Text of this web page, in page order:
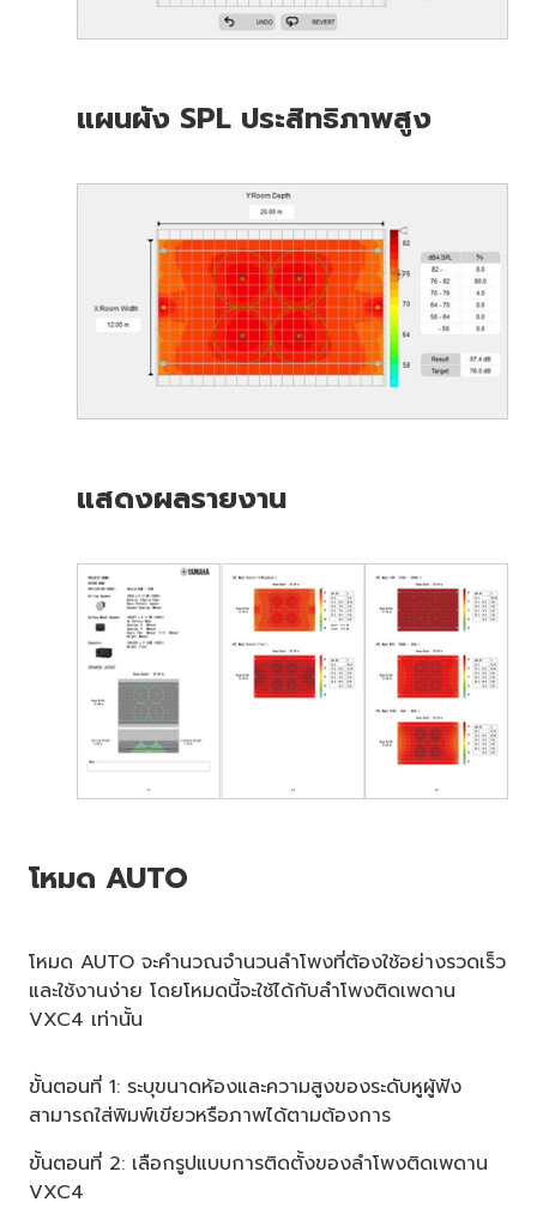
แผนผัง SPL ประสิทธิภาพสูง
แสดงผลรายงาน
โหมด AUTO
โหมด AUTO จะคำนวณจำนวนลำโพงที่ต้องใช้อย่างรวดเร็ว
และใช้งานง่าย โดยโหมดนี้จะใช้ได้กับลำโพงติดเพดาน
VXC4 เท่านั้น
ขั้นตอนที่ 1: ระบุขนาดห้องและความสูงของระดับหูผู้ฟัง
สามารถใส่พิมพ์เขียวหรือภาพได้ตามต้องการ
ขั้นตอนที่ 2: เลือกรูปแบบการติดตั้งของลำโพงติดเพดาน
VXC4